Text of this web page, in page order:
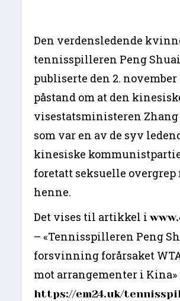
Den verdensledende
tennisspilleren Peng Shuai
publiserte den 2. november
påstand om at den
visestatsministeren Zhang
som var en av de syv
kinesiske
foretatt seksuelle overgrep
henne.
Det vises til artikkel i
– «Tennisspilleren Peng
forsvinning forårsaket
mot arrangementer i
https://em24.uk/